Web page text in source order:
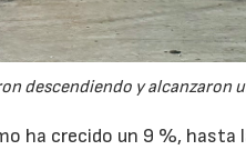
descendiendo y alcanzaron
ha crecido un 9 %,